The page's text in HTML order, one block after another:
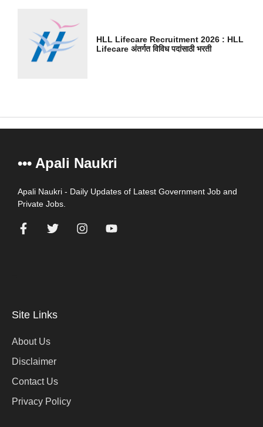
HLL Lifecare Recruitment 2026 : HLL
Lifecare अंतर्गत विविध पदांसाठी भरती
••• Apali Naukri
Apali Naukri - Daily Updates of Latest Government Job and
Private Jobs.
Site Links
About Us
Disclaimer
Contact Us
Privacy Policy